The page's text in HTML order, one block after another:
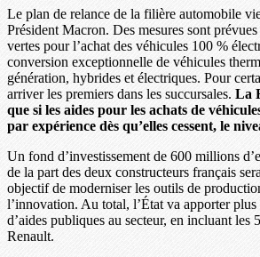
Le plan de relance de la filière automobile
Président Macron. Des mesures sont
vertes pour l’achat des véhicules 100 %
conversion exceptionnelle de véhicules
génération, hybrides et électriques. Pour
arriver les premiers dans les succursales. La
que si les aides pour les achats de
par expérience dès qu’elles cessent, le
Un fond d’investissement de 600 millions
de la part des deux constructeurs français
objectif de moderniser les outils de
l’innovation. Au total, l’État va apporter
d’aides publiques au secteur, en incluant les
Renault.